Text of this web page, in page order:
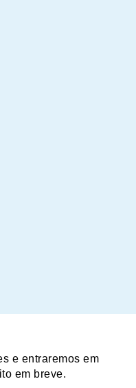
e entraremos em
em breve.